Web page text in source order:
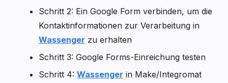
Schritt 2: Ein Google Form verbinden, um die
Kontaktinformationen zur Verarbeitung in
Wassenger zu erhalten
Schritt 3: Google Forms-Einreichung testen
Schritt 4: Wassenger in Make/Integromat